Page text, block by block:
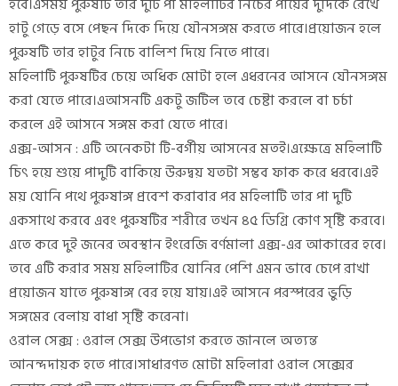
হাটু গেড়ে বসে পেছন দিকে দিয়ে যৌনসঙ্গম করতে পারে।প্রয়োজন হলে
পুরুষটি তার হাটুর নিচে বালিশ দিয়ে নিতে পারে।
মহিলাটি পুরুষটির চেয়ে অধিক মোটা হলে এধরনের আসনে যৌনসঙ্গম
করা যেতে পারে।এআসনটি একটু জটিল তবে চেষ্টা করলে বা চর্চা
করলে এই আসনে সঙ্গম করা যেতে পারে।
এক্স-আসন : এটি অনেকটা টি-বর্গীয় আসনের মতই।এক্ষেত্রে মহিলাটি
চিৎ হয়ে শুয়ে পাদুটি বাকিয়ে উরুদ্বয় যতটা সম্ভব ফাক করে ধরবে।এই
ময় যোনি পথে পুরুষাঙ্গ প্রবেশ করাবার পর মহিলাটি তার পা দুটি
একসাথে করবে এবং পুরুষটির শরীরে তখন ৪৫ ডিগ্রি কোণ সৃষ্টি করবে।
এতে করে দুই জনের অবস্থান ইংরেজি বর্ণমালা এক্স-এর আকারের হবে।
তবে এটি করার সময় মহিলাটির যোনির পেশি এমন ভাবে চেপে রাখা
প্রয়োজন যাতে পুরুষাঙ্গ বের হয়ে যায়।এই আসনে পরস্পরের ভুড়ি
সঙ্গমের বেলায় বাধা সৃষ্টি করেনা।
ওরাল সেক্স : ওরাল সেক্স উপভোগ করতে জানলে অত্যন্ত
আনন্দদায়ক হতে পারে।সাধারণত মোটা মহিলারা ওরাল সেক্সের